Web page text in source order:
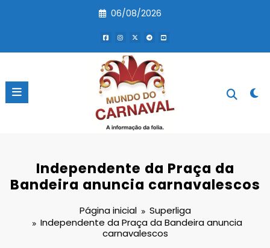
06/08/2026
Independente da Praça da
Bandeira anuncia carnavalescos
Página inicial
Superliga
Independente da Praça da Bandeira anuncia
carnavalescos